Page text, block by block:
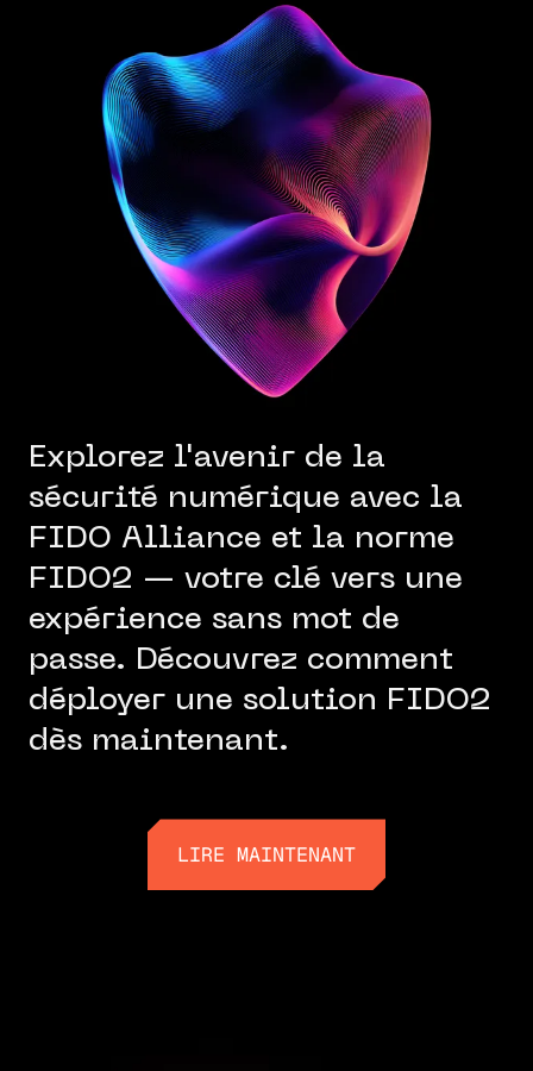
Explorez l'avenir de la
sécurité numérique avec la
FIDO Alliance et la norme
FIDO2 — votre clé vers une
expérience sans mot de
passe. Découvrez comment
déployer une solution FIDO2
dès maintenant.
LIRE MAINTENANT